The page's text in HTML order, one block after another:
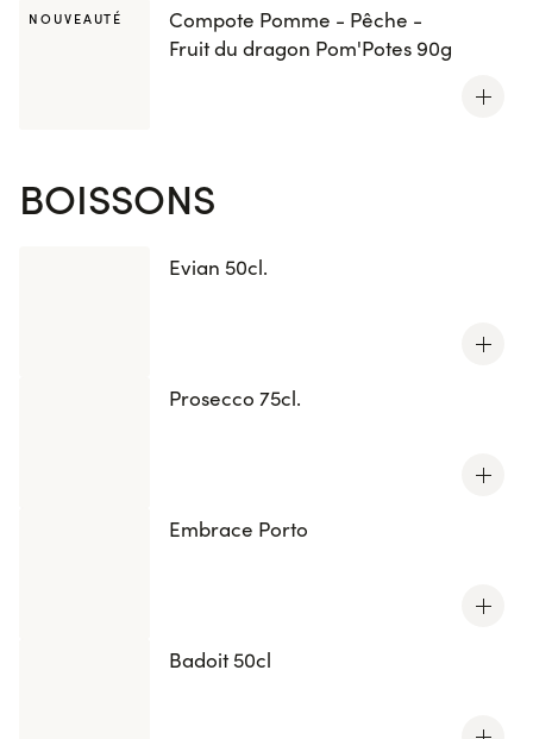
NOUVEAUTÉ
Compote Pomme - Pêche -
Fruit du dragon Pom'Potes 90g
BOISSONS
Evian 50cl.
Prosecco 75cl.
Embrace Porto
Badoit 50cl